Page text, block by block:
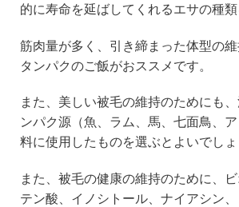
的に寿命を延ばしてくれるエサの種類
筋肉量が多く、引き締まった体型の
タンパクのご飯がおススメです。
また、美しい被毛の維持のためにも
ンパク源（魚、ラム、馬、七面鳥、
料に使用したものを選ぶとよいでしょ
また、被毛の健康の維持のために、
テン酸、イノシトール、ナイアシン、